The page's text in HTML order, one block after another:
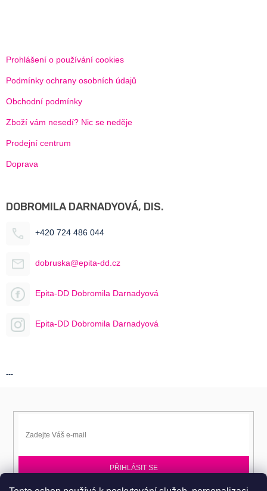
Prohlášení o používání cookies
Podmínky ochrany osobních údajů
Obchodní podmínky
Zboží vám nesedí? Nic se neděje
Prodejní centrum
Doprava
DOBROMILA DARNADYOVÁ, DIS.
+420 724 486 044
dobruska@epita-dd.cz
Epita-DD Dobromila Darnadyová
Epita-DD Dobromila Darnadyová
---
PŘIHLÁSIT SE